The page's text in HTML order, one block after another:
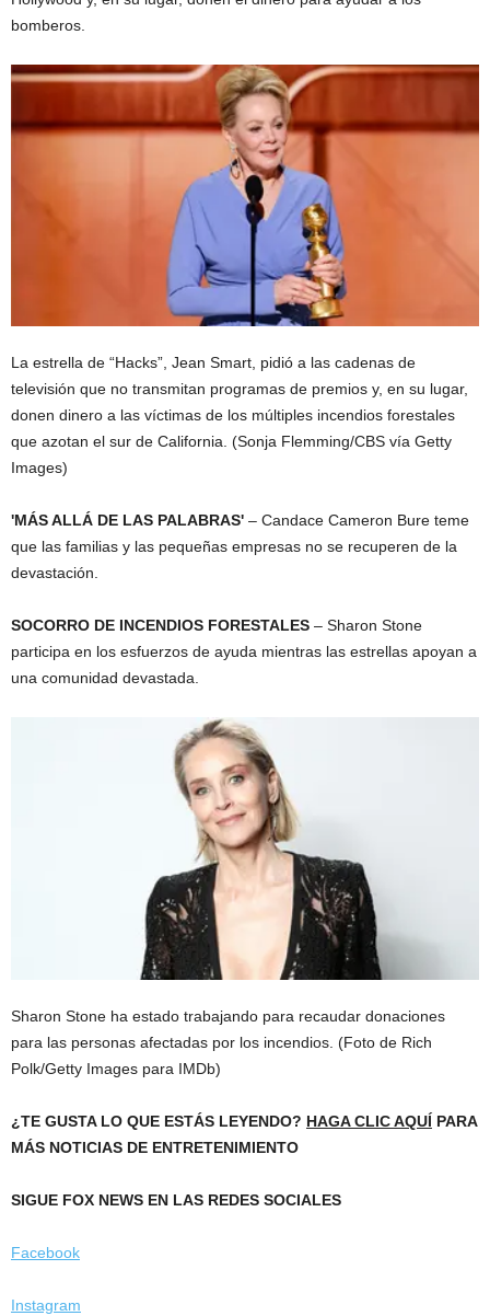
bomberos.
La estrella de “Hacks”, Jean Smart, pidió a las cadenas de
televisión que no transmitan programas de premios y, en su lugar,
donen dinero a las víctimas de los múltiples incendios forestales
que azotan el sur de California. (Sonja Flemming/CBS vía Getty
Images)
'MÁS ALLÁ DE LAS PALABRAS' – Candace Cameron Bure teme
que las familias y las pequeñas empresas no se recuperen de la
devastación.
SOCORRO DE INCENDIOS FORESTALES – Sharon Stone
participa en los esfuerzos de ayuda mientras las estrellas apoyan a
una comunidad devastada.
Sharon Stone ha estado trabajando para recaudar donaciones
para las personas afectadas por los incendios. (Foto de Rich
Polk/Getty Images para IMDb)
¿TE GUSTA LO QUE ESTÁS LEYENDO? HAGA CLIC AQUÍ PARA
MÁS NOTICIAS DE ENTRETENIMIENTO
SIGUE FOX NEWS EN LAS REDES SOCIALES
Facebook
Instagram